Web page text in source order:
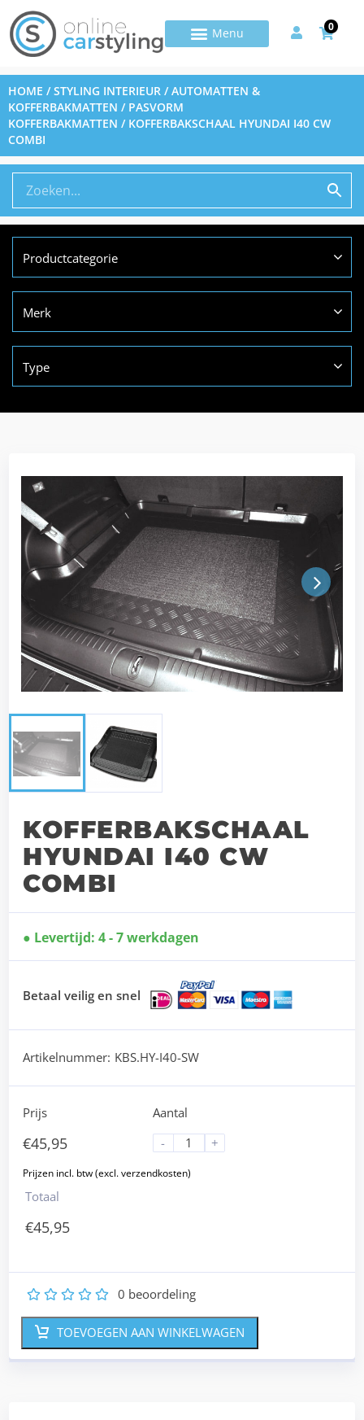
0
HOME /STYLING INTERIEUR /AUTOMATTEN &
KOFFERBAKMATTEN / PASVORM
KOFFERBAKMATTEN / KOFFERBAKSCHAAL HYUNDAI I40 CW
COMBI
Productcategorie
Merk
Type
Next
KOFFERBAKSCHAAL
HYUNDAI I40 CW
COMBI
Levertijd: 4 - 7 werkdagen
Betaal veilig en snel
Artikelnummer: KBS.HY-I40-SW
Prijs
€45,95
Aantal
-
+
Totaal
€45,95
5
4
3
2 0 beoordeling
TOEVOEGEN AAN WINKELWAGEN